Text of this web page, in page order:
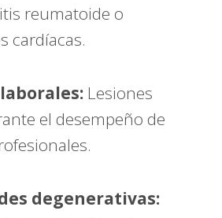
reumatoide o
cardíacas.
Lesiones
el desempeño de
degenerativas: